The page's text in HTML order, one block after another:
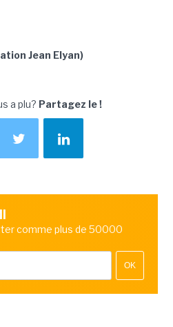
Jean Elyan)
a plu? Partagez le !
comme plus de 50000
OK